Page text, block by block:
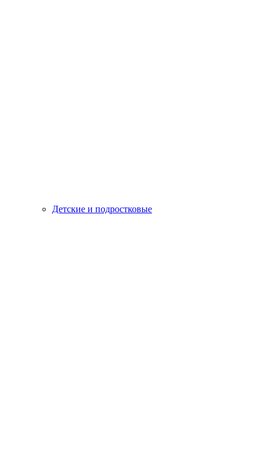
Детские и подростковые